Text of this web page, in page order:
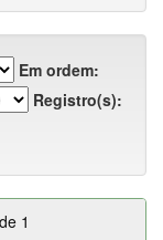
Em ordem:
Registro(s):
1